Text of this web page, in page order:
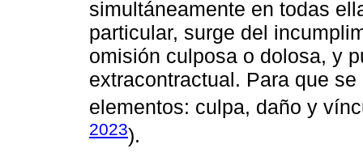
simultáneamente en todas
particular, surge del
omisión culposa o dolosa, y
extracontractual. Para que
elementos: culpa, daño y
2023).